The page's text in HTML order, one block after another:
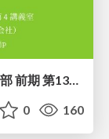
[2026前期火５] 論理学（京都大学文学部 前期 第13回）「走って、止まって、積み上がる」
0 160